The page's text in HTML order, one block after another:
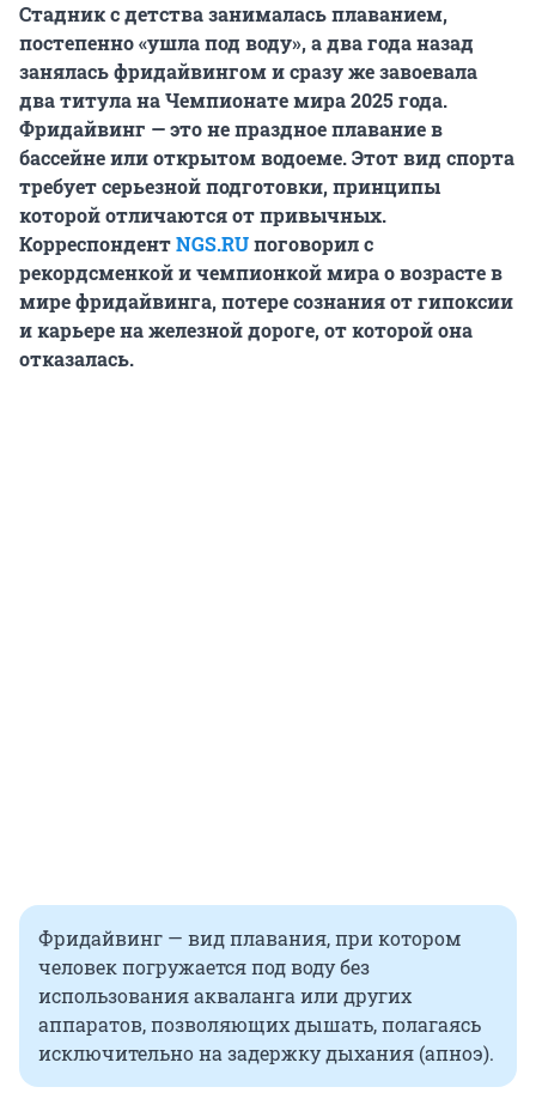
Стадник с детства занималась плаванием,
постепенно «ушла под воду», а два года назад
занялась фридайвингом и сразу же завоевала
два титула на Чемпионате мира 2025 года.
Фридайвинг — это не праздное плавание в
бассейне или открытом водоеме. Этот вид спорта
требует серьезной подготовки, принципы
которой отличаются от привычных.
КорреспондентNGS.RUпоговорил с
рекордсменкой и чемпионкой мира о возрасте в
мире фридайвинга, потере сознания от гипоксии
и карьере на железной дороге, от которой она
отказалась.
Фридайвинг — вид плавания, при котором
человек погружается под воду без
использования акваланга или других
аппаратов, позволяющих дышать, полагаясь
исключительно на задержку дыхания (апноэ).